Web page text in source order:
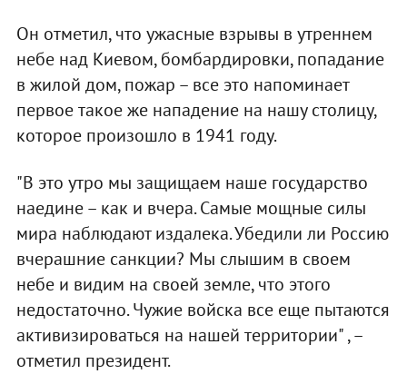
Он отметил, что ужасные взрывы в утреннем
небе над Киевом, бомбардировки, попадание
в жилой дом, пожар – все это напоминает
первое такое же нападение на нашу столицу,
которое произошло в 1941 году.
"В это утро мы защищаем наше государство
наедине – как и вчера. Самые мощные силы
мира наблюдают издалека. Убедили ли Россию
вчерашние санкции? Мы слышим в своем
небе и видим на своей земле, что этого
недостаточно. Чужие войска все еще пытаются
активизироваться на нашей территории" , –
отметил президент.